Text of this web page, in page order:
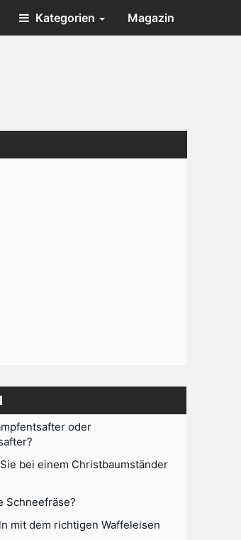
Kategorien Magazin
oder
bei einem Christbaumständer
Schneefräse?
mit dem richtigen Waffeleisen